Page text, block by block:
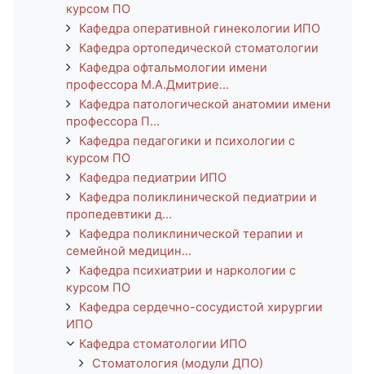
курсом ПО
Кафедра оперативной гинекологии ИПО
Кафедра ортопедической стоматологии
Кафедра офтальмологии имени
профессора М.А.Дмитрие...
Кафедра патологической анатомии имени
профессора П...
Кафедра педагогики и психологии с
курсом ПО
Кафедра педиатрии ИПО
Кафедра поликлинической педиатрии и
пропедевтики д...
Кафедра поликлинической терапии и
семейной медицин...
Кафедра психиатрии и наркологии с
курсом ПО
Кафедра сердечно-сосудистой хирургии
ИПО
Кафедра стоматологии ИПО
Стоматология (модули ДПО)